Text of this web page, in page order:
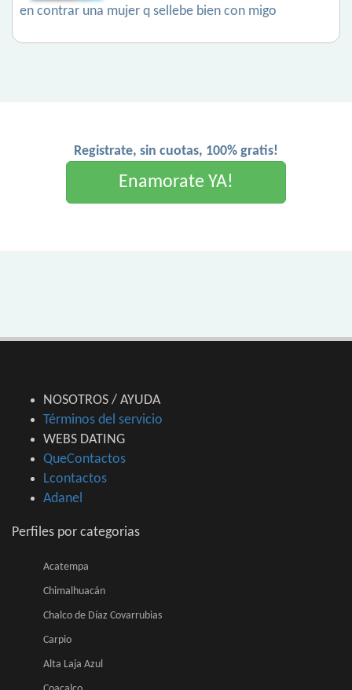
en contrar una mujer q sellebe bien con migo
Registrate, sin cuotas, 100% gratis!
Enamorate YA!
NOSOTROS / AYUDA
Términos del servicio
WEBS DATING
QueContactos
Lcontactos
Adanel
Perfiles por categorias
Acatempa
Chimalhuacán
Chalco de Díaz Covarrubias
Carpio
Alta Laja Azul